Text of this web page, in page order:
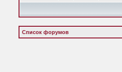
Список форумов